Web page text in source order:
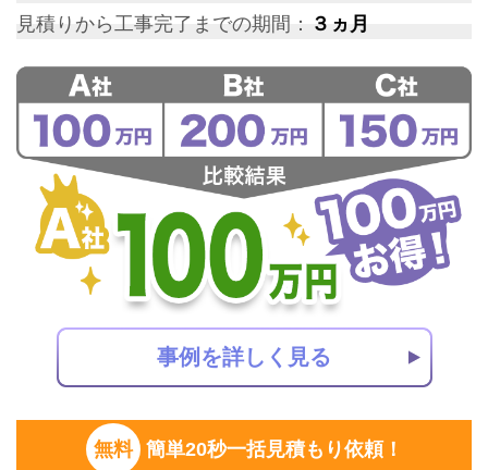
無料 簡単20秒一括見積もり依頼！
見積りから工事完了までの期間： ３ヵ月
事例を詳しく見る